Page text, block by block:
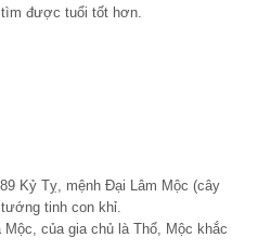
được tuổi tốt hơn.
Kỷ Tỵ, mệnh Đại Lâm Mộc (cây
tinh con khỉ.
của gia chủ là Thổ, Mộc khắc